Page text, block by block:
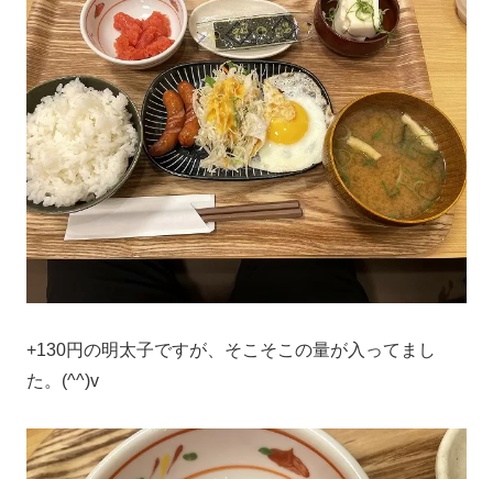
+130円の明太子ですが、そこそこの量が入ってまし
た。(^^)v